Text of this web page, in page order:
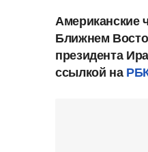
Американские
Ближнем
президента
ссылкой на